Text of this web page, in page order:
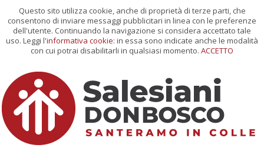
Questo sito utilizza cookie, anche di proprietà di terze parti, che
consentono di inviare messaggi pubblicitari in linea con le preferenze
dell'utente. Continuando la navigazione si considera accettato tale
uso. Leggi l'informativa cookie: in essa sono indicate anche le modalità
con cui potrai disabilitarli in qualsiasi momento. ACCETTO